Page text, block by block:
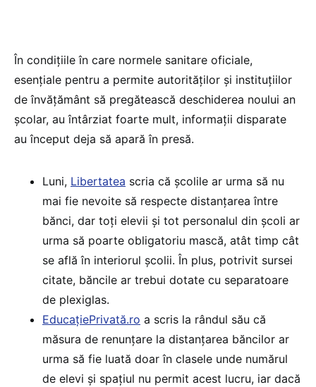
În condițiile în care normele sanitare oficiale,
esențiale pentru a permite autorităților și instituțiilor
de învățământ să pregătească deschiderea noului an
școlar, au întârziat foarte mult, informații disparate
au început deja să apară în presă.
Luni, Libertatea scria că școlile ar urma să nu
mai fie nevoite să respecte distanțarea între
bănci, dar toți elevii și tot personalul din școli ar
urma să poarte obligatoriu mască, atât timp cât
se află în interiorul școlii. În plus, potrivit sursei
citate, băncile ar trebui dotate cu separatoare
de plexiglas.
EducațiePrivată.ro a scris la rândul său că
măsura de renunțare la distanțarea băncilor ar
urma să fie luată doar în clasele unde numărul
de elevi și spațiul nu permit acest lucru, iar dacă